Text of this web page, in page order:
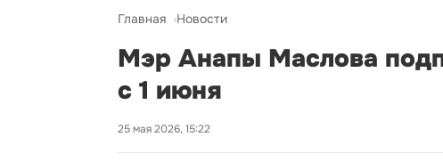
Главная Новости
Мэр Анапы Маслова
с 1 июня
25 мая 2026, 15:22